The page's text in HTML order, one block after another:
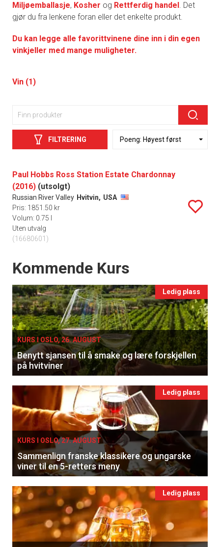
Miljøemballasje, Kosher og Rettferdig handel. Det
gjør du fra lenkene foran eller det enkelte produkt.
Du kan legge alle favorittvinene dine inn i din egen
vinkjeller med mange muligheter.
Vin (1)
FILTRERING
Paul Hobbs Ross Station Estate Chardonnay
(2016) (utsolgt)
Russian River Valley Hvitvin, USA
Pris: 1851.50 kr
Volum: 0.75 l
Uten utvalg
(16680601)
Events
Kommende Kurs
Ledig plass
KURS I OSLO, 26. AUGUST
Benytt sjansen til å smake og lære forskjellen
på hvitviner
Ledig plass
KURS I OSLO, 27. AUGUST
Sammenlign franske klassikere og ungarske
viner til en 5-retters meny
Ledig plass